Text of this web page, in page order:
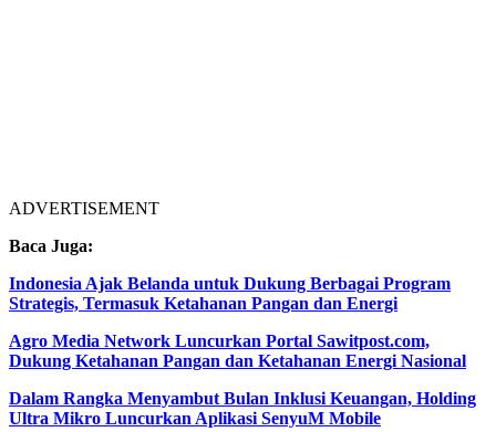
ADVERTISEMENT
Baca Juga:
Indonesia Ajak Belanda untuk Dukung Berbagai Program
Strategis, Termasuk Ketahanan Pangan dan Energi
Agro Media Network Luncurkan Portal Sawitpost.com,
Dukung Ketahanan Pangan dan Ketahanan Energi Nasional
Dalam Rangka Menyambut Bulan Inklusi Keuangan, Holding
Ultra Mikro Luncurkan Aplikasi SenyuM Mobile